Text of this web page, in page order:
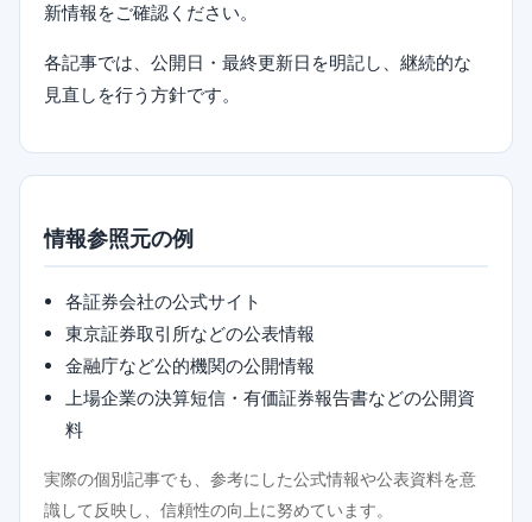
新情報をご確認ください。
各記事では、公開日・最終更新日を明記し、継続的な
見直しを行う方針です。
情報参照元の例
各証券会社の公式サイト
東京証券取引所などの公表情報
金融庁など公的機関の公開情報
上場企業の決算短信・有価証券報告書などの公開資
料
実際の個別記事でも、参考にした公式情報や公表資料を意
識して反映し、信頼性の向上に努めています。